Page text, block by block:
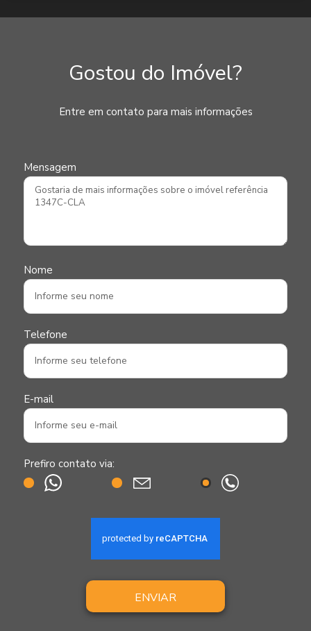
Gostou do Imóvel?
Entre em contato para mais informações
Mensagem
Nome
Telefone
E-mail
Prefiro contato via:
ENVIAR